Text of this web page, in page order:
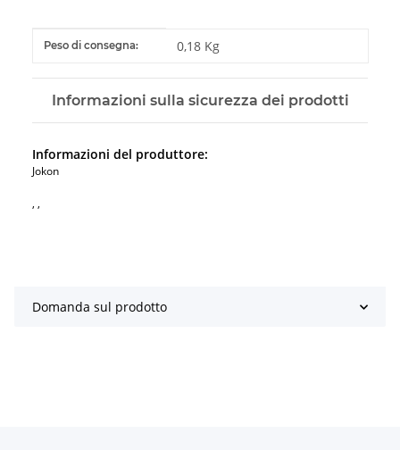
#productDetails.itemInformation#
#productDetails.itemValue#
Peso di consegna: 0,18 Kg
Informazioni sulla sicurezza dei prodotti
Informazioni del produttore:
Jokon
, ,
Domanda sul prodotto